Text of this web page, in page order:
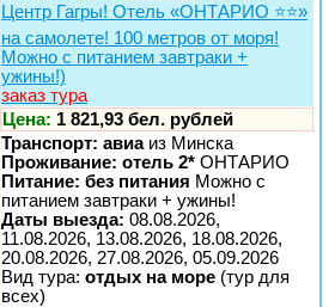
Центр Гагры! Отель «ОНТАРИО ⭐️⭐️»
на самолете! 100 метров от моря!
Можно с питанием завтраки +
ужины!)
заказ тура
Цена: 1 821,93 бел. рублей
Транспорт: авиаиз Минска
Проживание: отель 2* ОНТАРИО
Питание: без питания Можно с
питанием завтраки + ужины!
Даты выезда: 08.08.2026,
11.08.2026, 13.08.2026, 18.08.2026,
20.08.2026, 27.08.2026, 05.09.2026
Вид тура: отдых на море (тур для
всех)